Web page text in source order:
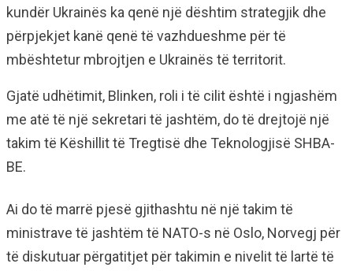
kundër Ukrainës ka qenë një dështim strategjik dhe
përpjekjet kanë qenë të vazhdueshme për të
mbështetur mbrojtjen e Ukrainës të territorit.
Gjatë udhëtimit, Blinken, roli i të cilit është i ngjashëm
me atë të një sekretari të jashtëm, do të drejtojë një
takim të Këshillit të Tregtisë dhe Teknologjisë SHBA-
BE.
Ai do të marrë pjesë gjithashtu në një takim të
ministrave të jashtëm të NATO-s në Oslo, Norvegj për
të diskutuar përgatitjet për takimin e nivelit të lartë të